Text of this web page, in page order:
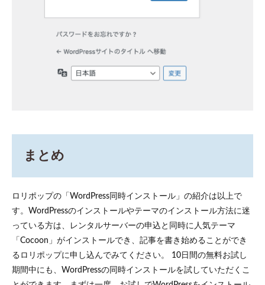
まとめ
ロリポップの「WordPress同時インストール」の紹介は以上で
す。WordPressのインストールやテーマのインストール方法に迷
っている方は、レンタルサーバーの申込と同時に人気テーマ
「Cocoon」がインストールでき、記事を書き始めることができ
るロリポップに申し込んでみてください。 10日間の無料お試し
期間中にも、WordPressの同時インストールを試していただくこ